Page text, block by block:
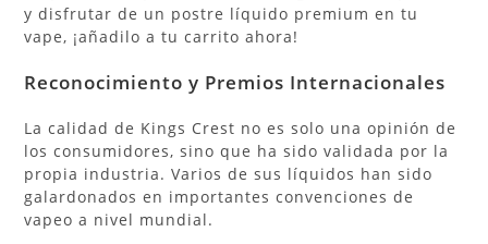
y disfrutar de un postre líquido premium en tu
vape, ¡añadilo a tu carrito ahora!
Reconocimiento y Premios Internacionales
La calidad de Kings Crest no es solo una opinión de
los consumidores, sino que ha sido validada por la
propia industria. Varios de sus líquidos han sido
galardonados en importantes convenciones de
vapeo a nivel mundial.